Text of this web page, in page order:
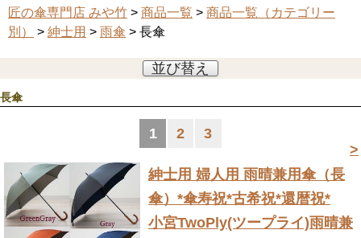
匠の傘専門店 みや竹 > 商品一覧 > 商品一覧（カテゴリー
別）
> 紳士用 > 雨傘 > 長傘
並び替え
長傘
>
1 2 3
紳士用 婦人用 雨晴兼用傘（長
傘） *傘寿祝*古希祝*還暦祝*
小宮TwoPly(ツープライ)雨晴兼